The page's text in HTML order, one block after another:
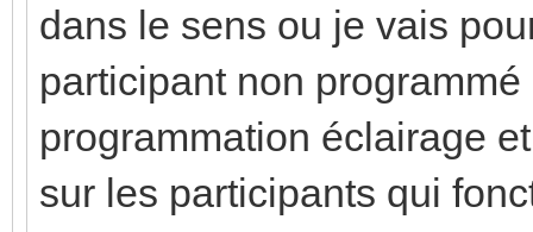
dans le sens ou je vais
participant non
programmation éclairage
sur les participants qui